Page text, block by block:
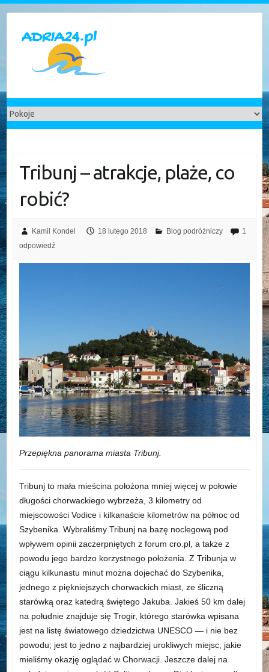
content
Tribunj – atrakcje, plaże, co
robić?
Kamil Kondel 18 lutego 2018 Blog podróżniczy
1
odpowiedź
Przepiękna panorama miasta Tribunj.
Tribunj to mała mieścina położona mniej więcej w połowie
długości chorwackiego wybrzeża, 3 kilometry od
miejscowości Vodice i kilkanaście kilometrów na północ od
Szybenika. Wybraliśmy Tribunj na bazę noclegową pod
wpływem opinii zaczerpniętych z forum cro.pl, a także z
powodu jego bardzo korzystnego położenia. Z Tribunja w
ciągu kilkunastu minut można dojechać do Szybenika,
jednego z piękniejszych chorwackich miast, ze śliczną
starówką oraz katedrą świętego Jakuba. Jakieś 50 km dalej
na południe znajduje się Trogir, którego starówka wpisana
jest na listę światowego dziedzictwa UNESCO — i nie bez
powodu; jest to jedno z najbardziej urokliwych miejsc, jakie
mieliśmy okazję oglądać w Chorwacji. Jeszcze dalej na